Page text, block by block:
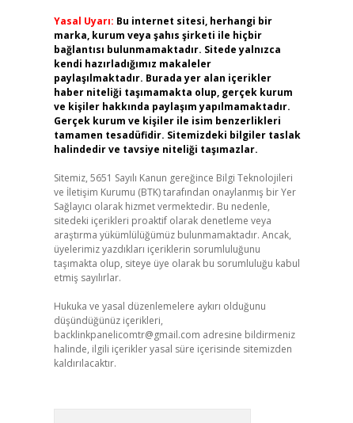
Yasal Uyarı: Bu internet sitesi, herhangi bir
marka, kurum veya şahıs şirketi ile hiçbir
bağlantısı bulunmamaktadır. Sitede yalnızca
kendi hazırladığımız makaleler
paylaşılmaktadır. Burada yer alan içerikler
haber niteliği taşımamakta olup, gerçek kurum
ve kişiler hakkında paylaşım yapılmamaktadır.
Gerçek kurum ve kişiler ile isim benzerlikleri
tamamen tesadüfidir. Sitemizdeki bilgiler taslak
halindedir ve tavsiye niteliği taşımazlar.
Sitemiz, 5651 Sayılı Kanun gereğince Bilgi Teknolojileri
ve İletişim Kurumu (BTK) tarafından onaylanmış bir Yer
Sağlayıcı olarak hizmet vermektedir. Bu nedenle,
sitedeki içerikleri proaktif olarak denetleme veya
araştırma yükümlülüğümüz bulunmamaktadır. Ancak,
üyelerimiz yazdıkları içeriklerin sorumluluğunu
taşımakta olup, siteye üye olarak bu sorumluluğu kabul
etmiş sayılırlar.
Hukuka ve yasal düzenlemelere aykırı olduğunu
düşündüğünüz içerikleri,
backlinkpanelicomtr@gmail.com adresine bildirmeniz
halinde, ilgili içerikler yasal süre içerisinde sitemizden
kaldırılacaktır.